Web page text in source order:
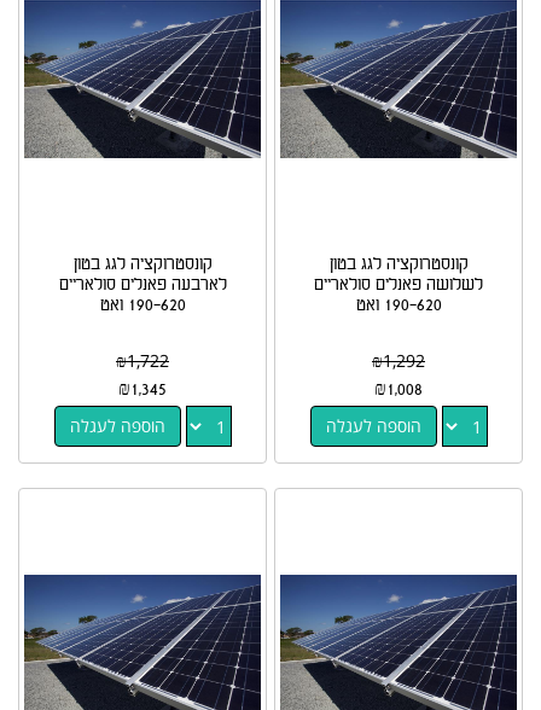
קונסטרוקציה לגג בטון
לשלושה פאנלים סולאריים
190-620 ואט
₪1,292
₪1,008
הוספה לעגלה
קונסטרוקציה לגג בטון
לארבעה פאנלים סולאריים
190-620 ואט
₪1,722
₪1,345
הוספה לעגלה